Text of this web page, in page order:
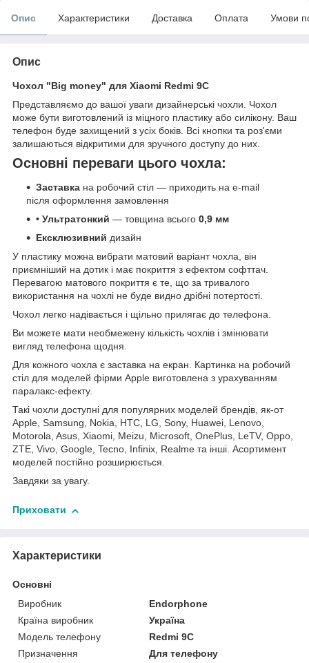
Опис Характеристики Доставка Оплата Умови
Опис
Чохол "Big money" для Xiaomi Redmi 9C
Представляємо до вашої уваги дизайнерські чохли. Чохол
може бути виготовлений із міцного пластику або силікону. Ваш
телефон буде захищений з усіх боків. Всі кнопки та роз'єми
залишаються відкритими для зручного доступу до них.
Основні переваги цього чохла:
Заставка на робочий стіл — приходить на e-mail
після оформлення замовлення
• Ультратонкий — товщина всього 0,9 мм
Ексклюзивний дизайн
У пластику можна вибрати матовий варіант чохла, він
приємніший на дотик і має покриття з ефектом софттач.
Перевагою матового покриття є те, що за тривалого
використання на чохлі не буде видно дрібні потертості.
Чохол легко надівається і щільно прилягає до телефона.
Ви можете мати необмежену кількість чохлів і змінювати
вигляд телефона щодня.
Для кожного чохла є заставка на екран. Картинка на робочий
стіл для моделей фірми Apple виготовлена з урахуванням
паралакс-ефекту.
Такі чохли доступні для популярних моделей брендів, як-от
Apple, Samsung, Nokia, HTC, LG, Sony, Huawei, Lenovo,
Motorola, Asus, Xiaomi, Meizu, Microsoft, OnePlus, LeTV, Oppo,
ZTE, Vivo, Google, Tecno, Infinix, Realme та інші. Асортимент
моделей постійно розширюється.
Завдяки за увагу.
Приховати
Характеристики
Основні
Виробник
Endorphone
Країна виробник
Україна
Модель телефону
Redmi 9C
Призначення
Для телефону